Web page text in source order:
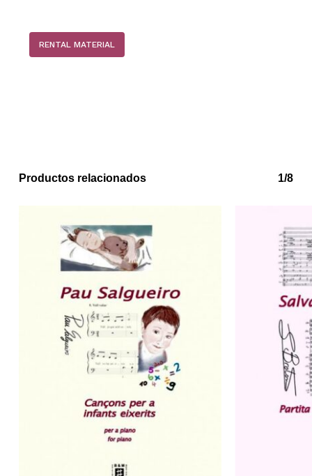
No hay productos en el carrito.
Go to shop
RENTAL MATERIAL
Productos relacionados 1/8